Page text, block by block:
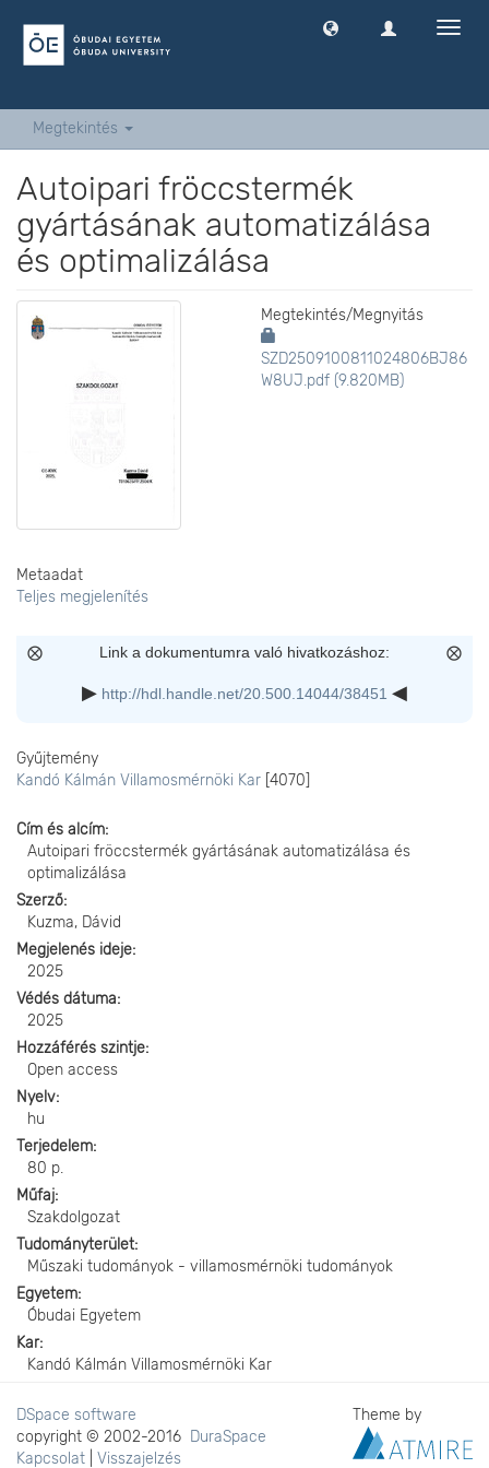
Megtekintés
Autoipari fröccstermék
gyártásának automatizálása
és optimalizálása
Megtekintés/Megnyitás
SZD2509100811024806BJ86
W8UJ.pdf (9.820MB)
Metaadat
Teljes megjelenítés
Link a dokumentumra való hivatkozáshoz:
http://hdl.handle.net/20.500.14044/38451
Gyűjtemény
Kandó Kálmán Villamosmérnöki Kar [4070]
Cím és alcím
Autoipari fröccstermék gyártásának automatizálása és
optimalizálása
Szerző
Kuzma, Dávid
Megjelenés ideje
2025
Védés dátuma
2025
Hozzáférés szintje
Open access
Nyelv
hu
Terjedelem
80 p.
Műfaj
Szakdolgozat
Tudományterület
Műszaki tudományok - villamosmérnöki tudományok
Egyetem
Óbudai Egyetem
Kar
Kandó Kálmán Villamosmérnöki Kar
DSpace software
copyright © 2002-2016 DuraSpace
Kapcsolat
Visszajelzés
Theme by